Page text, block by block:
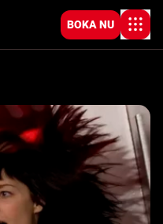
BOKA NU